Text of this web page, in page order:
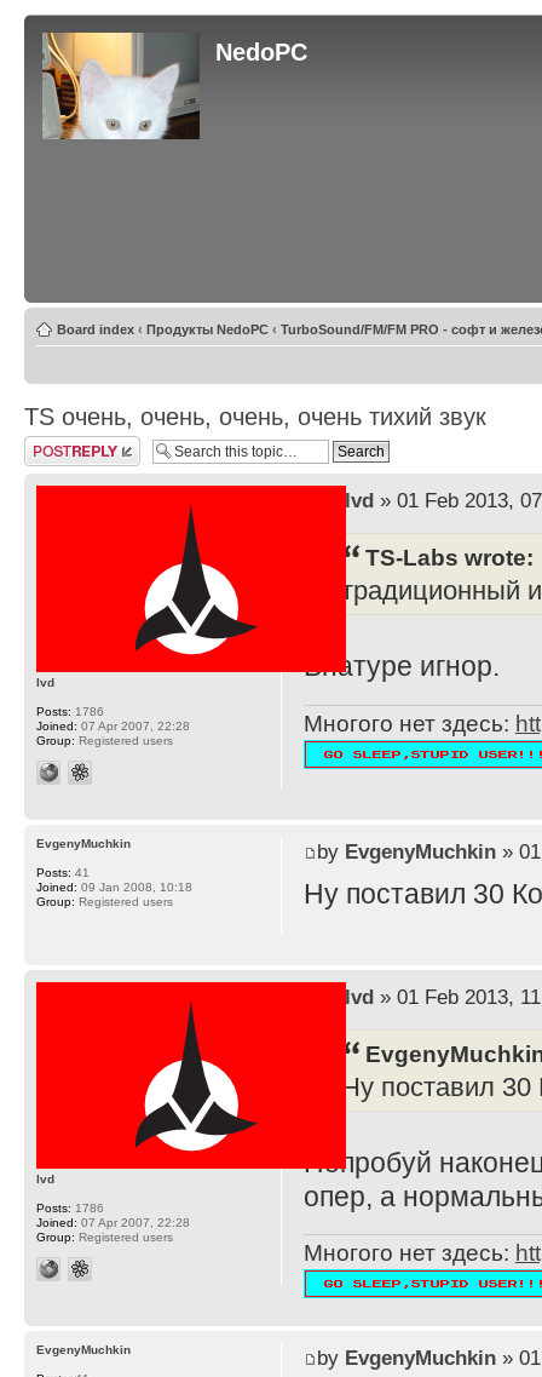
NedoPC
Board index ‹ Продукты NedoPC ‹ TurboSound/FM/FM PRO - софт и
TS очень, очень, очень, очень тихий звук
Post a reply
lvd» 01 Feb 2013,
TS-Labs wrote:
традиционный
Внатуре игнор.
Многого нет здесь:
lvd
Posts: 1786
Joined: 07 Apr 2007, 22:28
Group: Registered users
by EvgenyMuchkin» 01
Ну поставил 30
EvgenyMuchkin
Posts: 41
Joined: 09 Jan 2008, 10:18
Group: Registered users
lvd» 01 Feb 2013,
Ну поставил
Попробуй
опер, а
Многого нет здесь:
lvd
Posts: 1786
Joined: 07 Apr 2007, 22:28
Group: Registered users
by EvgenyMuchkin» 01
EvgenyMuchkin